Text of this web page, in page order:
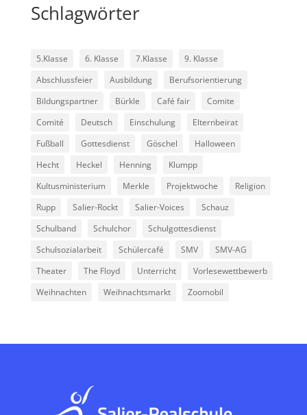
Schlagwörter
5.Klasse 6. Klasse 7.Klasse
9. Klasse
Abschlussfeier
Ausbildung
Berufsorientierung
Bildungspartner
Bürkle Café fair
Comite
Comité
Deutsch Einschulung
Elternbeirat
Fußball
Gottesdienst Göschel
Halloween
Hecht
Heckel Henning
Klumpp
Kultusministerium
Merkle Projektwoche
Religion
Rupp
Salier-Rockt Salier-Voices
Schauz
Schulband
Schulchor
Schulgottesdienst
Schulsozialarbeit
Schülercafé SMV
SMV-AG
Theater
The Floyd Unterricht
Vorlesewettbewerb
Weihnachten
Weihnachtsmarkt Zoomobil